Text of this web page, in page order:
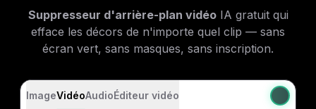
Suppresseur d'arrière-plan vidéoIA gratuit qui
efface les décors de n'importe quel clip — sans
écran vert, sans masques, sans inscription.
ImageVidéoAudioÉditeur vidéo